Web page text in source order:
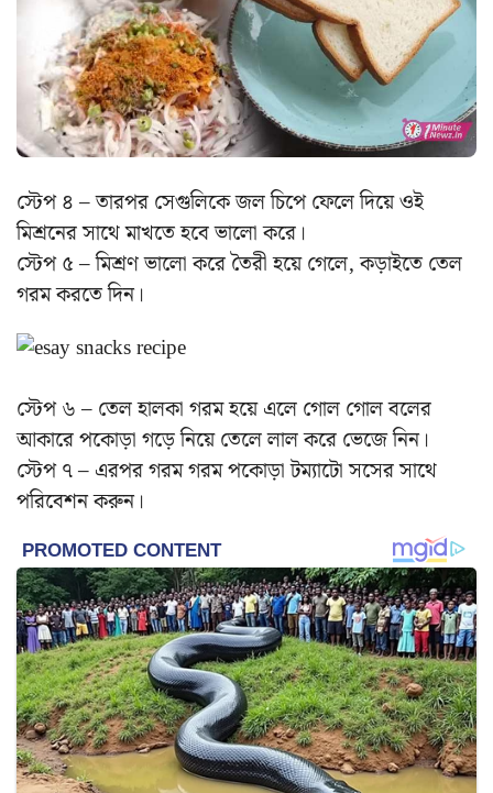
স্টেপ ৪ – তারপর সেগুলিকে জল চিপে ফেলে দিয়ে ওই
মিশ্রনের সাথে মাখতে হবে ভালো করে।
স্টেপ ৫ – মিশ্রণ ভালো করে তৈরী হয়ে গেলে, কড়াইতে তেল
গরম করতে দিন।
স্টেপ ৬ – তেল হালকা গরম হয়ে এলে গোল গোল বলের
আকারে পকোড়া গড়ে নিয়ে তেলে লাল করে ভেজে নিন।
স্টেপ ৭ – এরপর গরম গরম পকোড়া টম্যাটো সসের সাথে
পরিবেশন করুন।